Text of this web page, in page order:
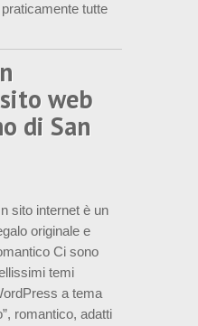
tutte
web
di San
sito internet è un
originale e
Ci sono
temi
a tema
romantico, adatti